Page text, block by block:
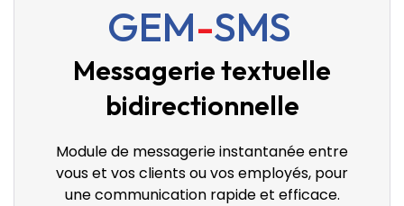
GEM-SMS
Messagerie textuelle
bidirectionnelle
Module de messagerie instantanée entre
vous et vos clients ou vos employés, pour
une communication rapide et efficace.